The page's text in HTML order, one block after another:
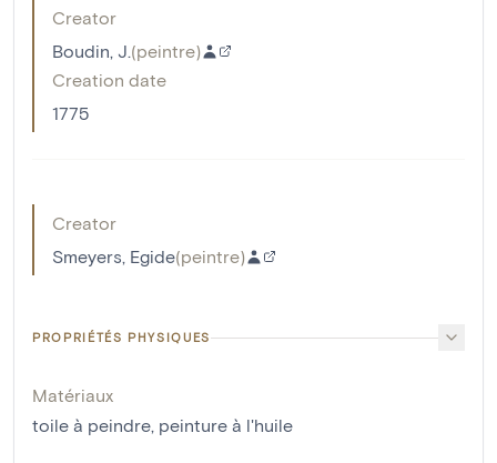
Creator
Boudin, J.(peintre)
Creation date
1775
Creator
Smeyers, Egide(peintre)
PROPRIÉTÉS PHYSIQUES
Matériaux
toile à peindre, peinture à l'huile